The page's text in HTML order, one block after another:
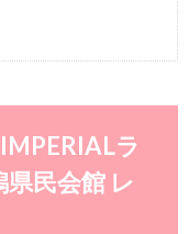
ラ
民会館 レ